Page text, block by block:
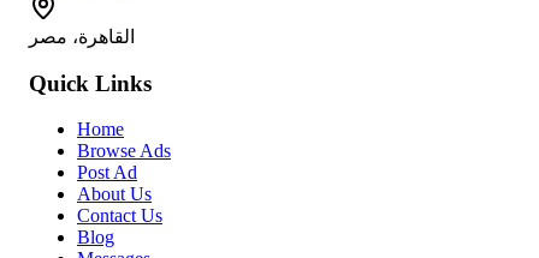
القاهرة، مصر
Quick Links
Home
Browse Ads
Post Ad
About Us
Contact Us
Blog